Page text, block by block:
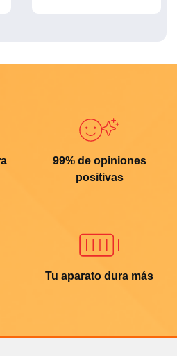
99% de opiniones
positivas
Tu aparato dura más